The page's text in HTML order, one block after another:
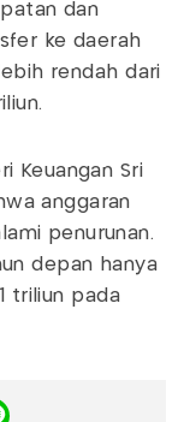
dan
ke daerah
rendah dari
Keuangan Sri
anggaran
penurunan.
depan hanya
triliun pada